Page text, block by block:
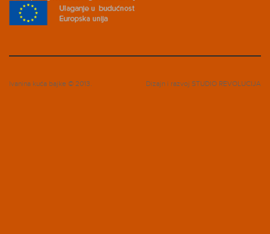
Ivanina kuća bajke © 2013. Dizajn i razvoj STUDIO REVOLUCIJA